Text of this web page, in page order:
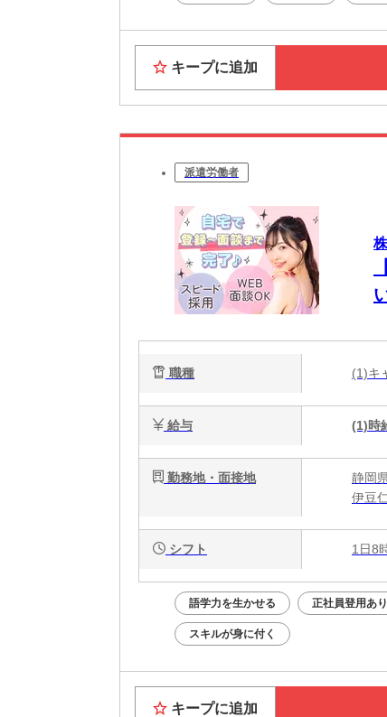
キープに追加
派遣労働者
職種 (1)キ
給与 (1)時
勤務地・面接地
静岡
伊豆
シフト 1日8
語学力を生かせる 正社員登用あり
スキルが身に付く
キープに追加